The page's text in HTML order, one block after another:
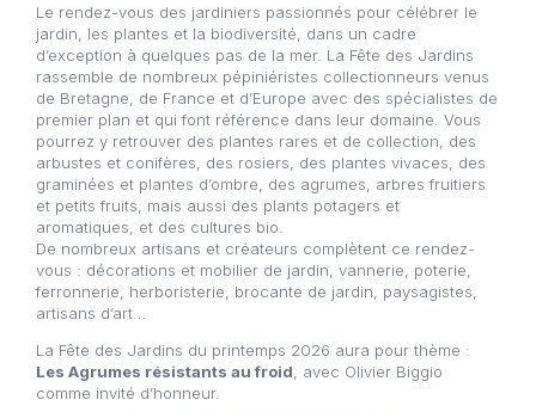
Le rendez-vous des jardiniers passionnés pour célébrer le
jardin, les plantes et la biodiversité, dans un cadre
d’exception à quelques pas de la mer. La Fête des Jardins
rassemble de nombreux pépiniéristes collectionneurs venus
de Bretagne, de France et d’Europe avec des spécialistes de
premier plan et qui font référence dans leur domaine. Vous
pourrez y retrouver des plantes rares et de collection, des
arbustes et conifères, des rosiers, des plantes vivaces, des
graminées et plantes d’ombre, des agrumes, arbres fruitiers
et petits fruits, mais aussi des plants potagers et
aromatiques, et des cultures bio.
De nombreux artisans et créateurs complètent ce rendez-
vous : décorations et mobilier de jardin, vannerie, poterie,
ferronnerie, herboristerie, brocante de jardin, paysagistes,
artisans d’art…
La Fête des Jardins du printemps 2026 aura pour thème :
Les Agrumes résistants au froid , avec Olivier Biggio
comme invité d’honneur.